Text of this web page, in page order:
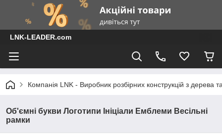
LNK-LEADER.com
Компанія LNK - Виробник розбірних конструкцій з дерева
Об'ємні букви Логотипи Ініціали Емблеми Весільні
рамки